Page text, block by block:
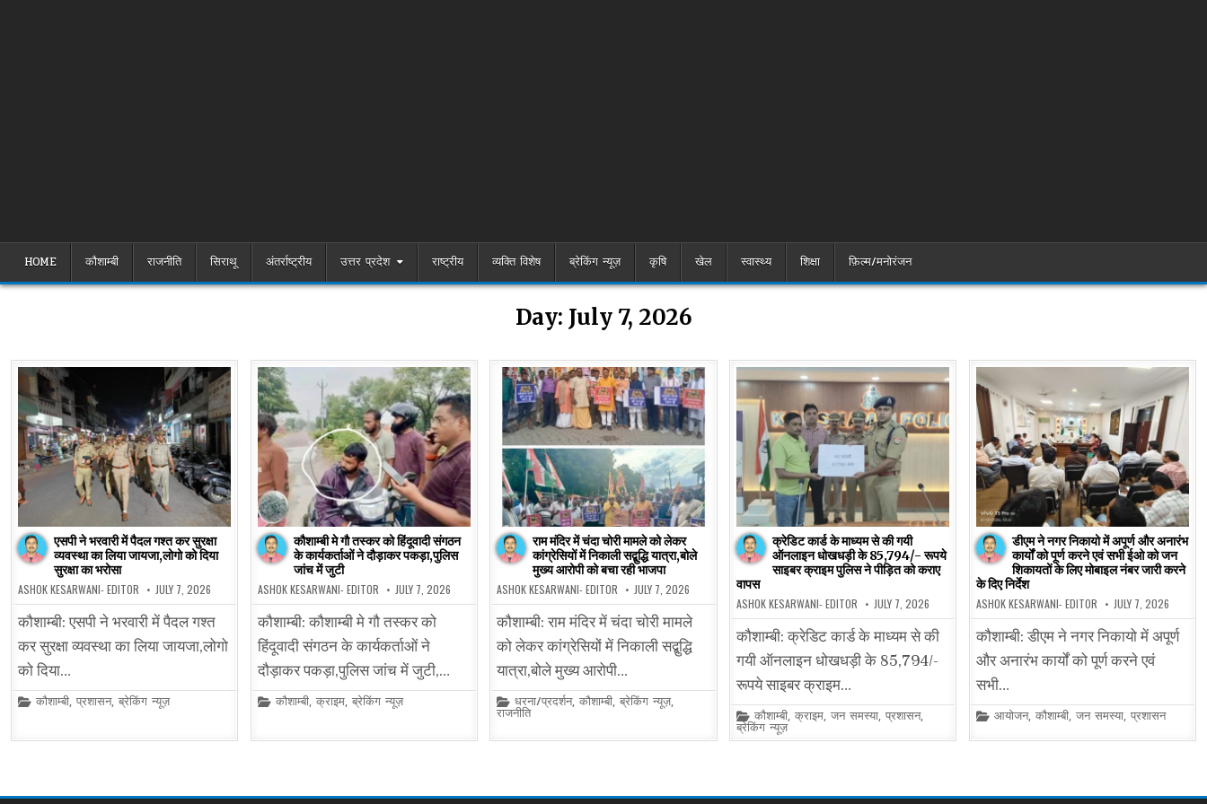
HOME कौशाम्बी राजनीति सिराथू अंतर्राष्ट्रीय उत्तर प्रदेश राष्ट्रीय व्यक्ति विशेष ब्रेकिंग न्यूज़ कृषि खेल स्वास्थ्य शिक्षा फ़िल्म/मनोरंजन
Day: July 7, 2026
एसपी ने भरवारी में पैदल गश्त कर सुरक्षा
व्यवस्था का लिया जायजा,लोगो को दिया
सुरक्षा का भरोसा
ASHOK KESARWANI- EDITOR JULY 7, 2026
कौशाम्बी: एसपी ने भरवारी में पैदल गश्त
कर सुरक्षा व्यवस्था का लिया जायजा,लोगो
को दिया…
Posted
कौशाम्बी, प्रशासन, ब्रेकिंग न्यूज़
कौशाम्बी मे गौ तस्कर को हिंदूवादी संगठन
के कार्यकर्ताओं ने दौड़ाकर पकड़ा,पुलिस
जांच में जुटी
ASHOK KESARWANI- EDITOR JULY 7, 2026
कौशाम्बी: कौशाम्बी मे गौ तस्कर को
हिंदूवादी संगठन के कार्यकर्ताओं ने
दौड़ाकर पकड़ा,पुलिस जांच में जुटी,…
Posted
कौशाम्बी, क्राइम, ब्रेकिंग न्यूज़
राम मंदिर में चंदा चोरी मामले को लेकर
कांग्रेसियों में निकाली सद्बुद्धि यात्रा,बोले
मुख्य आरोपी को बचा रही भाजपा
ASHOK KESARWANI- EDITOR JULY 7, 2026
कौशाम्बी: राम मंदिर में चंदा चोरी मामले
को लेकर कांग्रेसियों में निकाली सद्बुद्धि
यात्रा,बोले मुख्य आरोपी…
Posted
in
धरना/प्रदर्शन,कौशाम्बी,ब्रेकिंग न्यूज़,
राजनीति
क्रेडिट कार्ड के माध्यम से की गयी
ऑनलाइन धोखधड़ी के 85,794/- रूपये
साइबर क्राइम पुलिस ने पीड़ित को कराए
वापस
ASHOK KESARWANI- EDITOR JULY 7, 2026
कौशाम्बी: क्रेडिट कार्ड के माध्यम से की
गयी ऑनलाइन धोखधड़ी के 85,794/-
रूपये साइबर क्राइम…
Posted
in
कौशाम्बी, क्राइम, जन समस्या, प्रशासन,
ब्रेकिंग न्यूज़
डीएम ने नगर निकायो में अपूर्ण और अनारंभ
कार्यों को पूर्ण करने एवं सभी ईओ को जन
शिकायतों के लिए मोबाइल नंबर जारी करने
के दिए निर्देश
ASHOK KESARWANI- EDITOR JULY 7, 2026
कौशाम्बी: डीएम ने नगर निकायो में अपूर्ण
और अनारंभ कार्यों को पूर्ण करने एवं
सभी…
Posted
आयोजन, कौशाम्बी, जन समस्या, प्रशासन